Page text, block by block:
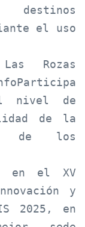
el uso
Rozas
nivel de
de la
de los
en el XV
y
2025, en